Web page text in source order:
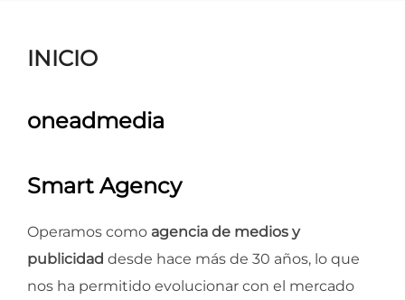
INICIO
oneadmedia
Smart Agency
Operamos como agencia de medios y
publicidad desde hace más de 30 años, lo que
nos ha permitido evolucionar con el mercado